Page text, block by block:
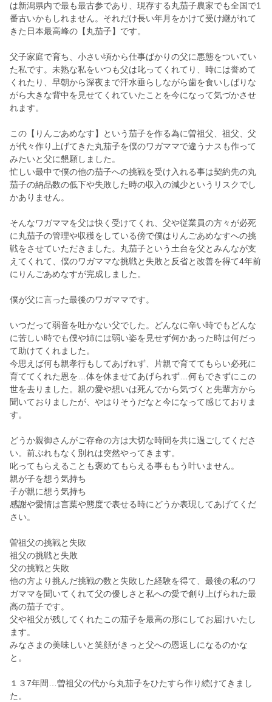
は新潟県内で最も最古参であり、現存する丸茄子農家でも全国で1
番古いかもしれません。それだけ長い年月をかけて受け継がれて
きた日本最高峰の【丸茄子】です。
父子家庭で育ち、小さい頃から仕事ばかりの父に悪態をついてい
た私です。未熟な私をいつも父は叱ってくれてり、時には誉めて
くれたり、早朝から深夜まで汗水垂らしながら歯を食いしばりな
がら大きな背中を見せてくれていたことを今になって気づかさせ
れます。
この【りんごあめなす】という茄子を作る為に曽祖父、祖父、父
が代々作り上げてきた丸茄子を僕のワガママで違うナスも作って
みたいと父に懇願しました。
忙しい最中で僕の他の茄子への挑戦を受け入れる事は契約先の丸
茄子の納品数の低下や失敗した時の収入の減少というリスクでし
かありません。
そんなワガママを父は快く受けてくれ、父や従業員の方々が必死
に丸茄子の管理や収穫をしている傍で僕はりんごあめなすへの挑
戦をさせていただきました。丸茄子という土台を父とみんなが支
えてくれて、僕のワガママな挑戦と失敗と反省と改善を得て4年前
にりんごあめなすが完成しました。
僕が父に言った最後のワガママです。
いつだって弱音を吐かない父でした。どんなに辛い時でもどんな
に苦しい時でも僕や姉には弱い姿を見せず何かあった時は何だっ
て助けてくれました。
今思えば何も親孝行もしてあげれず、片親で育ててもらい必死に
育ててくれた恩を…体を休ませてあげられず…何もできずにこの
世を去りました。親の愛や想いは死んでから気づくと先輩方から
聞いておりましたが、やはりそうだなと今になって感じておりま
す。
どうか親御さんがご存命の方は大切な時間を共に過ごしてくださ
い。前ぶれもなく別れは突然やってきます。
叱ってもらえることも褒めてもらえる事ももう叶いません。
親が子を想う気持ち
子が親に想う気持ち
感謝や愛情は言葉や態度で表せる時にどうか表現してあげてくだ
さい。
曽祖父の挑戦と失敗
祖父の挑戦と失敗
父の挑戦と失敗
他の方より挑んだ挑戦の数と失敗した経験を得て、最後の私のワ
ガママを聞いてくれて父の優しさと私への愛で創り上げられた最
高の茄子です。
父や祖父が残してくれたこの茄子を最高の形にしてお届けいたし
ます。
みなさまの美味しいと笑顔がきっと父への恩返しになるのかな
と。
１３7年間…曽祖父の代から丸茄子をひたすら作り続けてきまし
た。